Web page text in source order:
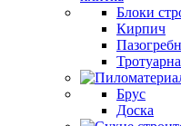
Блоки
Кирпич
Брус
Доска